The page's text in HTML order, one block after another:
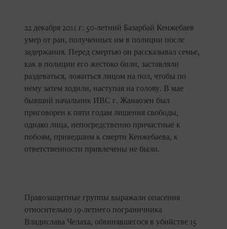
22 декабря 2011 г. 50-летний Базарбай Кенжебаев
умер от ран, полученных им в полиции после
задержания. Перед смертью он рассказывал семье,
как в полиции его жестоко били, заставляли
раздеваться, ложиться лицом на пол, чтобы по
нему затем ходили, наступая на голову. В мае
бывший начальник ИВС г. Жанаозен был
приговорен к пяти годам лишения свободы,
однако лица, непосредственно причастные к
побоям, приведшим к смерти Кенжебаева, к
ответственности привлечены не были.
Правозащитные группы выражали опасения
относительно 19-летнего пограничника
Владислава Челаха, обвинявшегося в убийстве 15